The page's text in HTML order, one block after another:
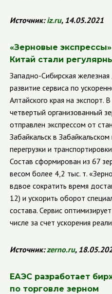
Источник:iz.ru, 14.05.2021
«Зерновые
Китай стали
Западно-Сибирская
развитие сервиса по
Алтайского края на экспорт.
четвертый организованный
отправлен экспрессом от
Забайкальск в
перегрузки и
Состав сформирован из 67
весом более 4,2 тыс. т.
вдвое сократить время
12) и ускорить оборот
состава. Сервис
числе за счет ускорения
Источник:zerno.ru,
ЕАЭС разработает
по торговле зерном